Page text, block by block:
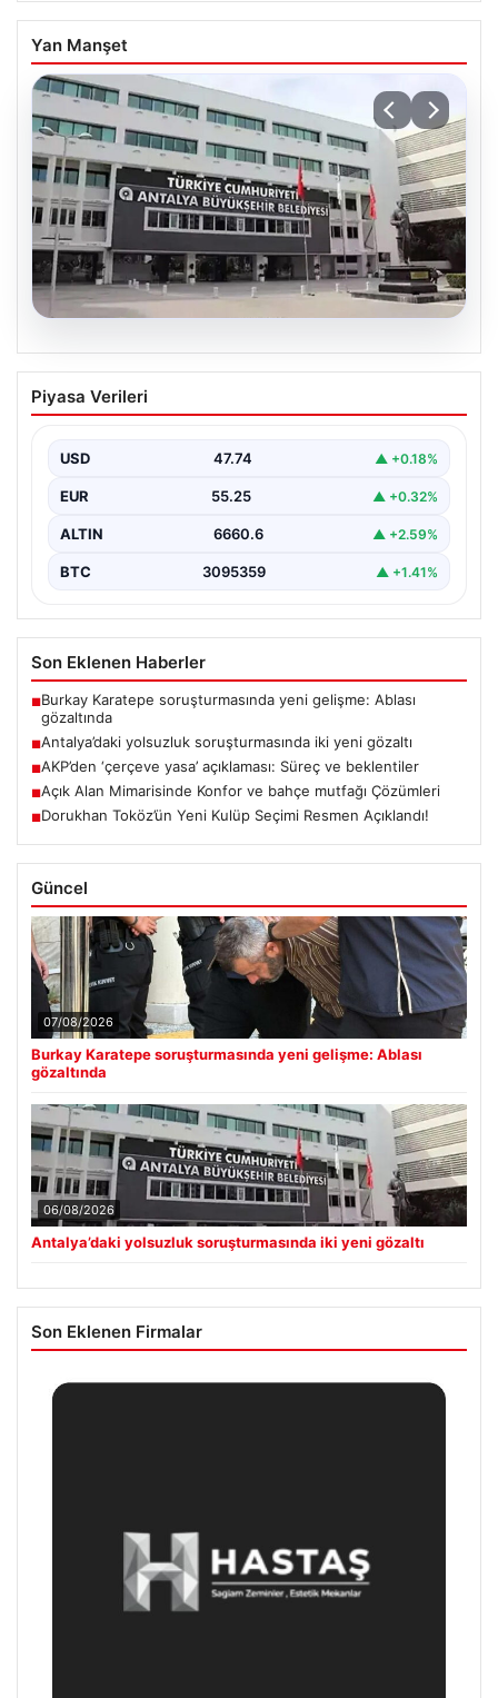
Yan Manşet
06.08.2026
Antalya’daki yolsuzluk soruşturmasında
iki yeni gözaltı
Piyasa Verileri
USD 47.74 ▲ +0.18%
EUR 55.25 ▲ +0.32%
ALTIN 6660.6 ▲ +2.59%
BTC 3095359 ▲ +1.41%
Son Eklenen Haberler
■Burkay Karatepe soruşturmasında yeni gelişme: Ablası
gözaltında
■Antalya’daki yolsuzluk soruşturmasında iki yeni gözaltı
■AKP’den ‘çerçeve yasa’ açıklaması: Süreç ve beklentiler
■Açık Alan Mimarisinde Konfor ve bahçe mutfağı Çözümleri
■Dorukhan Toköz’ün Yeni Kulüp Seçimi Resmen Açıklandı!
Güncel
07/08/2026
Burkay Karatepe soruşturmasında yeni gelişme: Ablası
gözaltında
06/08/2026
Antalya’daki yolsuzluk soruşturmasında iki yeni gözaltı
Son Eklenen Firmalar